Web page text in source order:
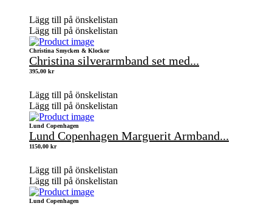
Lägg till på önskelistan
Lägg till på önskelistan
Christina Smycken & Klockor
Christina silverarmband set med...
395,00 kr
Lägg till på önskelistan
Lägg till på önskelistan
Lund Copenhagen
Lund Copenhagen Marguerit Armband...
1150,00 kr
Lägg till på önskelistan
Lägg till på önskelistan
Lund Copenhagen